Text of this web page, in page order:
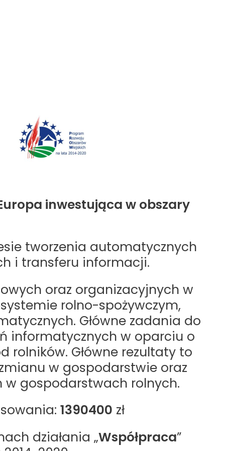
inwestująca w obszary
tworzenia automatycznych
i transferu informacji.
oraz organizacyjnych w
rolno-spożywczym,
Główne zadania do
informatycznych w oparciu o
Główne rezultaty to
w gospodarstwie oraz
gospodarstwach rolnych.
1390400 zł
działania „Współpraca”